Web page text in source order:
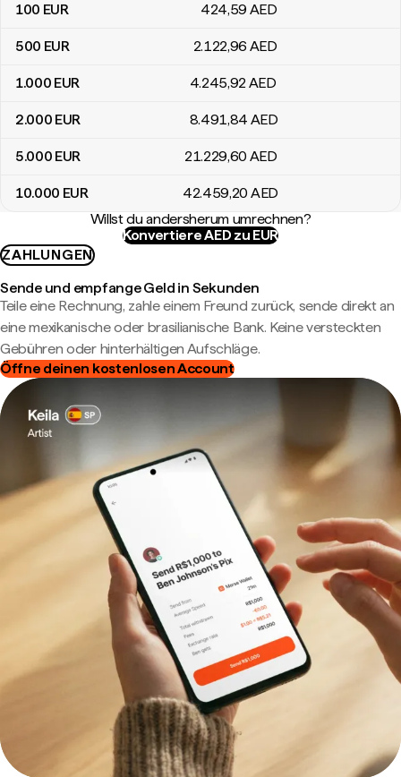
100 EUR 424,59 AED
500 EUR 2.122,96 AED
1.000 EUR 4.245,92AED
2.000 EUR 8.491,84 AED
5.000 EUR 21.229,60 AED
10.000 EUR 42.459,20 AED
Willst du andersherum umrechnen?
Konvertiere AED zu EUR
ZAHLUNGEN
Sende und empfange Geld in Sekunden
Teile eine Rechnung, zahle einem Freund zurück, sende direkt an
eine mexikanische oder brasilianische Bank. Keine versteckten
Gebühren oder hinterhältigen Aufschläge.
Öffne deinen kostenlosen Account